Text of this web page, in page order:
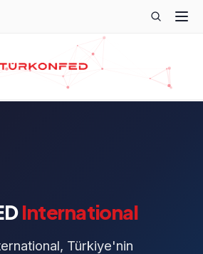
International
Türkiye'nin